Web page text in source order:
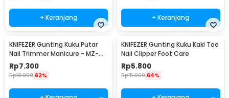
+ Keranjang + Keranjang
KNIFEZER Gunting Kuku Putar
Nail Trimmer Manicure - MZ-
017
Rp7.300
Rp18.900 62%
KNIFEZER Gunting Kuku Kaki Toe
Nail Clipper Foot Care
Rp5.800
Rp15.900 64%